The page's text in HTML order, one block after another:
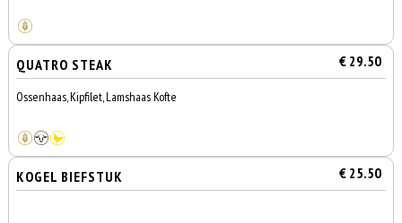
QUATRO STEAK € 29.50
Ossenhaas, Kipfilet, Lamshaas Kofte
KOGEL BIEFSTUK € 25.50